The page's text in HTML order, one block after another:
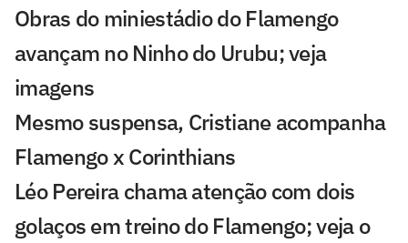
Obras do miniestádio do Flamengo
avançam no Ninho do Urubu; veja
imagens
Mesmo suspensa, Cristiane acompanha
Flamengo x Corinthians
Léo Pereira chama atenção com dois
golaços em treino do Flamengo; veja o